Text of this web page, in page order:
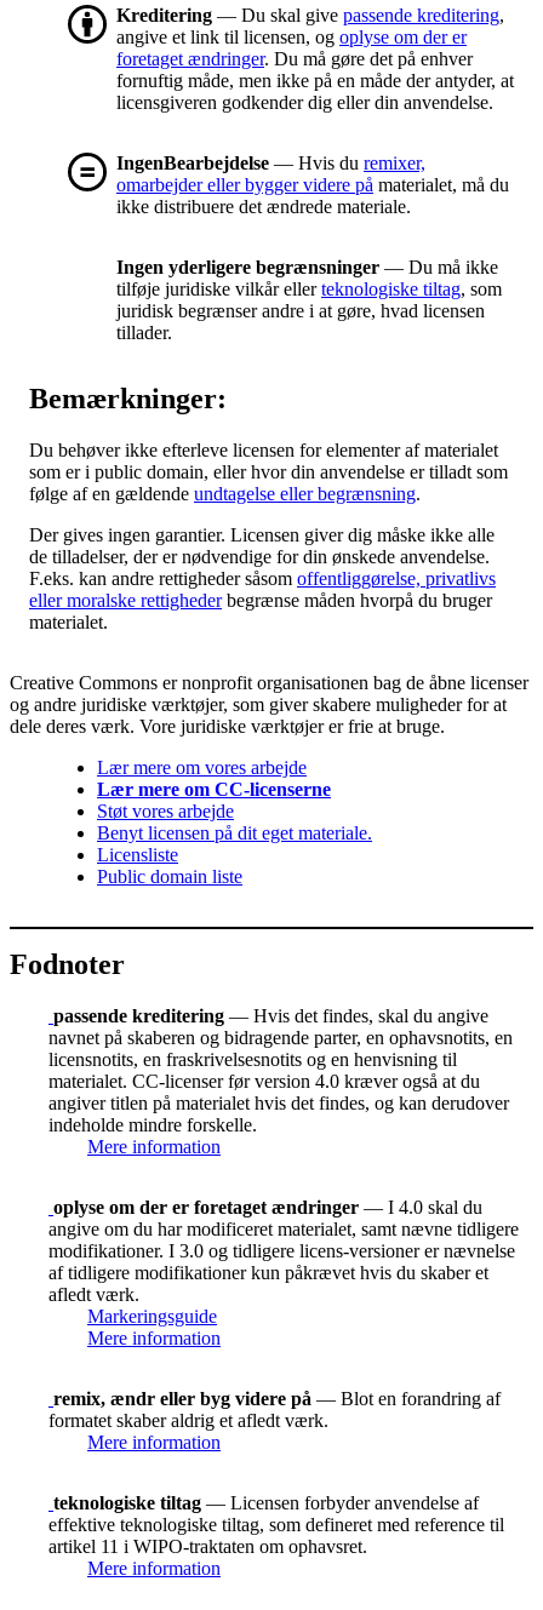
Kreditering — Du skal give passende kreditering,
angive et link til licensen, og oplyse om der er
foretaget ændringer. Du må gøre det på enhver
fornuftig måde, men ikke på en måde der antyder, at
licensgiveren godkender dig eller din anvendelse.
IngenBearbejdelse — Hvis du remixer,
omarbejder eller bygger videre på materialet, må du
ikke distribuere det ændrede materiale.
Ingen yderligere begrænsninger — Du må ikke
tilføje juridiske vilkår ellerteknologiske tiltag, som
juridisk begrænser andre i at gøre, hvad licensen
tillader.
Bemærkninger:
Du behøver ikke efterleve licensen for elementer af materialet
som er i public domain, eller hvor din anvendelse er tilladt som
følge af en gældende undtagelse eller begrænsning.
Der gives ingen garantier. Licensen giver dig måske ikke alle
de tilladelser, der er nødvendige for din ønskede anvendelse.
F.eks. kan andre rettigheder såsom offentliggørelse, privatlivs
eller moralske rettighederbegrænse måden hvorpå du bruger
materialet.
Creative Commons er nonprofit organisationen bag de åbne licenser
og andre juridiske værktøjer, som giver skabere muligheder for at
dele deres værk. Vore juridiske værktøjer er frie at bruge.
Lær mere om vores arbejde
Lær mere om CC-licenserne
Støt vores arbejde
Benyt licensen på dit eget materiale.
Licensliste
Public domain liste
Fodnoter
passende kreditering — Hvis det findes, skal du angive
navnet på skaberen og bidragende parter, en ophavsnotits, en
licensnotits, en fraskrivelsesnotits og en henvisning til
materialet. CC-licenser før version 4.0 kræver også at du
angiver titlen på materialet hvis det findes, og kan derudover
indeholde mindre forskelle.
Mere information
oplyse om der er foretaget ændringer — I 4.0 skal du
angive om du har modificeret materialet, samt nævne tidligere
modifikationer. I 3.0 og tidligere licens-versioner er nævnelse
af tidligere modifikationer kun påkrævet hvis du skaber et
afledt værk.
Markeringsguide
Mere information
remix, ændr eller byg videre på — Blot en forandring af
formatet skaber aldrig et afledt værk.
Mere information
teknologiske tiltag — Licensen forbyder anvendelse af
effektive teknologiske tiltag, som defineret med reference til
artikel 11 i WIPO-traktaten om ophavsret.
Mere information